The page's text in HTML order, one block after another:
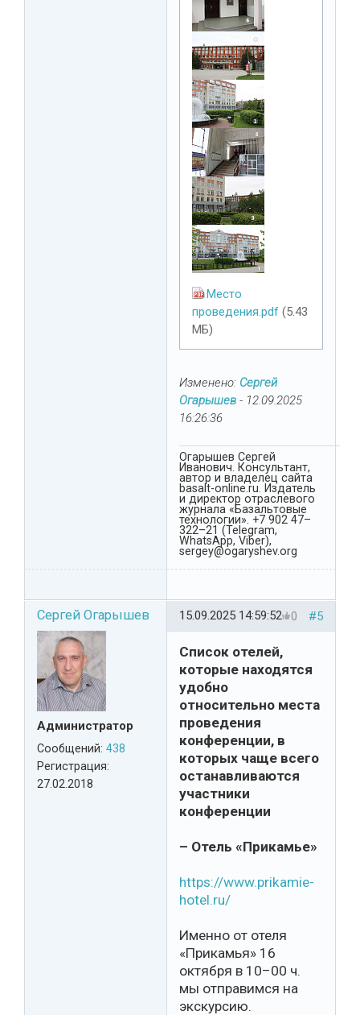
Место
проведения.pdf (5.43
МБ)
Изменено: Сергей
Огарышев - 12.09.2025
16:26:36
Огарышев Сергей
Иванович. Консультант,
автор и владелец сайта
basalt-online.ru. Издатель
и директор отраслевого
журнала «Базальтовые
технологии». +7 902 47–
322–21 (Telegram,
WhatsApp, Viber),
sergey@ogaryshev.org
Сергей Огарышев
Администратор
Сообщений: 438
Регистрация:
27.02.2018
#5
0
15.09.2025 14:59:52
Список отелей,
которые находятся
удобно
относительно места
проведения
конференции, в
которых чаще всего
останавливаются
участники
конференции
– Отель «Прикамье»
https://www.prikamie-
hotel.ru/
Именно от отеля
«Прикамья» 16
октября в 10–00 ч.
мы отправимся на
экскурсию.